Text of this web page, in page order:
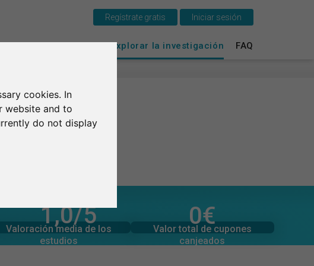
cookies. In
website and to
do not display
Survey Ranking Explorar la investigación FAQ
Regístrate gratis Iniciar sesión
1,0/5
Valoración media de los
estudios
0
Número total de valoraciones 0€
Valor total de cupones
canjeados
0€
Valor total de donaciones
Esto es SurveyCircle
Iniciar sesión
English
Deutsch